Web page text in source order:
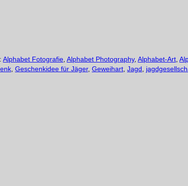
Alphabet Fotografie Alphabet Photography, Alphabet-Art
Geschenkidee für Jäger, Geweihart Jagd